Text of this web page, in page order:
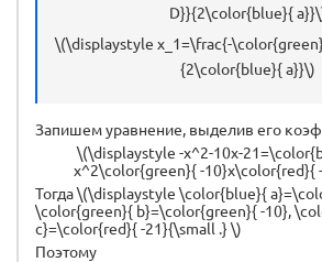
D}}{2\color{blue}{
\(\displaystyle x_1=\frac{-
{2\color{blue}{ a}}\)
Запишем уравнение, выделив его
\(\displaystyle -x^2-10x-
x^2\color{green}{ -10}x\color{red}{
Тогда \(\displaystyle \color{blue}{
\color{green}{ b}=\color{green}{ -10},
c}=\color{red}{ -21}{\small .} \)
Поэтому